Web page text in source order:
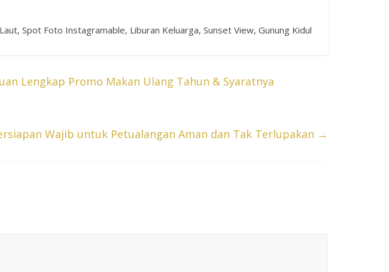
Spot Foto Instagramable, Liburan Keluarga, Sunset View, Gunung Kidul
Lengkap Promo Makan Ulang Tahun & Syaratnya
Wajib untuk Petualangan Aman dan Tak Terlupakan →